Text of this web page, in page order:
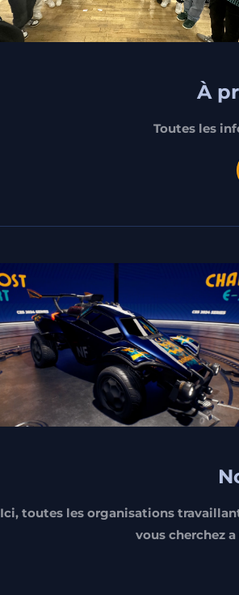
À
Toutes les
Ici, toutes les organisations
vous cherchez